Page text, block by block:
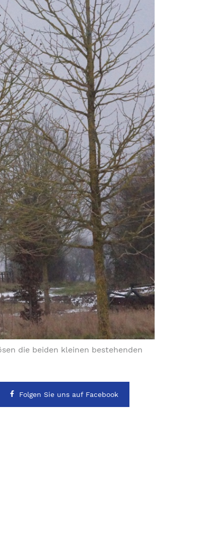
die beiden kleinen bestehenden
Folgen Sie uns auf Facebook